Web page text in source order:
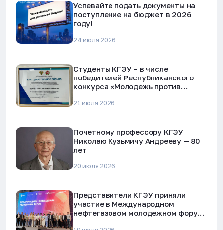
Успевайте подать документы на
поступление на бюджет в 2026
году!
24 июля 2026
Студенты КГЭУ – в числе
победителей Республиканского
конкурса «Молодежь против
мошенничества»
21 июля 2026
Почетному профессору КГЭУ
Николаю Кузьмичу Андрееву — 80
лет
20 июля 2026
Представители КГЭУ приняли
участие в Международном
нефтегазовом молодежном форуме